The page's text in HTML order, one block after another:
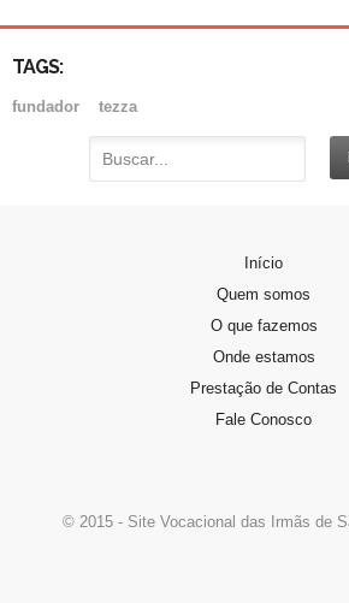
Padre Domingos Gava, nasceu em Vitório…
Se você sente o chamado de…
TAGS:
fundador tezza
Início
Quem somos
O que fazemos
Onde estamos
Prestação de Contas
Fale Conosco
© 2015 - Site Vocacional das Irmãs de